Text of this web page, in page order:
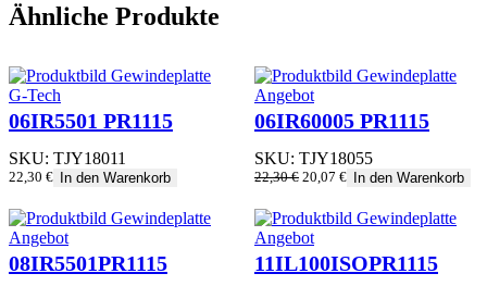
Ähnliche Produkte
G-Tech
06IR5501 PR1115
SKU: TJY18011
22,30 € In den Warenkorb
AngebotProdukt
im
Angebot
06IR60005 PR1115
SKU: TJY18055
22,30€ Ursprünglicher
war:
22,30 €
20,07 €Aktueller
ist:
20,07 €.
In den Warenkorb
AngebotProdukt
im
Angebot
08IR5501PR1115
AngebotProdukt
im
Angebot
11IL100ISOPR1115